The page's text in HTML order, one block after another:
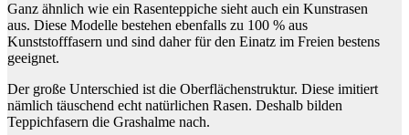
Ganz ähnlich wie ein Rasenteppiche sieht auch ein Kunstrasen
aus. Diese Modelle bestehen ebenfalls zu 100 % aus
Kunststofffasern und sind daher für den Einatz im Freien bestens
geeignet.
Der große Unterschied ist die Oberflächenstruktur. Diese imitiert
nämlich täuschend echt natürlichen Rasen. Deshalb bilden
Teppichfasern die Grashalme nach.